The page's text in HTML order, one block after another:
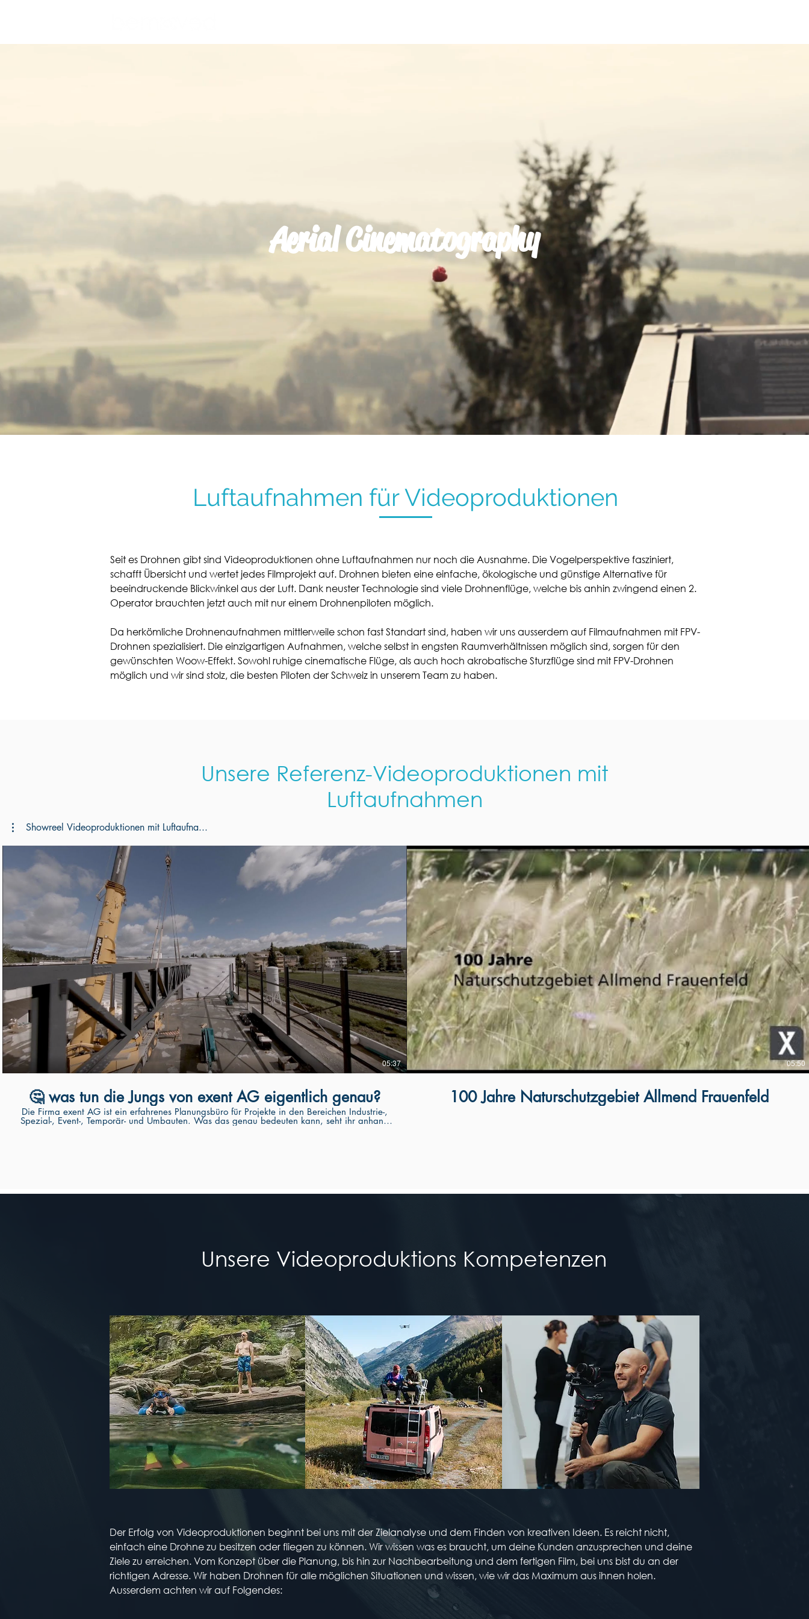
Aerial Cinematography
Luftaufnahmen für Videoproduktionen
Seit es Drohnen gibt sind Videoproduktionen ohne Luftaufnahmen nur noch die Ausnahme. Die Vogelperspektive fasziniert,
schafft Übersicht und wertet jedes Filmprojekt auf. Drohnen bieten eine einfache, ökologische und günstige Alternative für
beeindruckende Blickwinkel aus der Luft. Dank neuster Technologie sind viele Drohnenflüge, welche bis anhin zwingend einen 2.
Operator brauchten jetzt auch mit nur einem Drohnenpiloten möglich.
Da herkömliche Drohnenaufnahmen mittlerweile schon fast Standart sind, haben wir uns ausserdem auf Filmaufnahmen mit FPV-
Drohnen spezialisiert. Die einzigartigen Aufnahmen, welche selbst in engsten Raumverhältnissen möglich sind, sorgen für den
gewünschten Woow-Effekt. Sowohl ruhige cinematische Flüge, als auch hoch akrobatische Sturzflüge sind mit FPV-Drohnen
möglich und wir sind stolz, die besten Piloten der Schweiz in unserem Team zu haben.
Showreel Videoproduktionen mit Luftaufna...
Video abspielen
05:37
🤔 was tun die Jungs von exent AG eigentlich genau?
Die Firma exent AG ist ein erfahrenes Planungsbüro für Projekte in den Bereichen Industrie-,
Spezial-, Event-, Temporär- und Umbauten. Was das genau bedeuten kann, seht ihr anhand
des Erweiterungsbaus einer Industriehalle. Mehr über uns: https://www.exent.ch/ueber-uns/
Video abspielen
05:50
100 Jahre Naturschutzgebiet Allmend Frauenfeld
Unsere Referenz-Videoproduktionen mit
Luftaufnahmen
Unsere Videoproduktions Kompetenzen
Der Erfolg von Videoproduktionen beginnt bei uns mit der Zielanalyse und dem Finden von kreativen Ideen. Es reicht nicht,
einfach eine Drohne zu besitzen oder fliegen zu können. Wir wissen was es braucht, um deine Kunden anzusprechen und deine
Ziele zu erreichen. Vom Konzept über die Planung, bis hin zur Nachbearbeitung und dem fertigen Film, bei uns bist du an der
richtigen Adresse. Wir haben Drohnen für alle möglichen Situationen und wissen, wie wir das Maximum aus ihnen holen.
Ausserdem achten wir auf Folgendes: